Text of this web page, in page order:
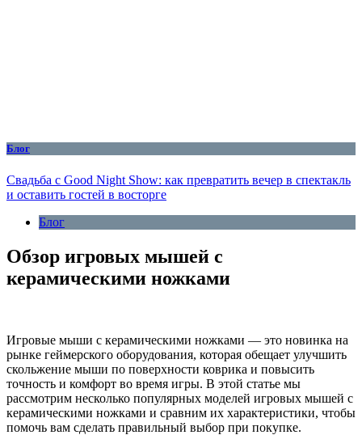
Блог
Свадьба с Good Night Show: как превратить вечер в спектакль
и оставить гостей в восторге
Блог
Обзор игровых мышей с
керамическими ножками
Игровые мыши с керамическими ножками — это новинка на
рынке геймерского оборудования, которая обещает улучшить
скольжение мыши по поверхности коврика и повысить
точность и комфорт во время игры. В этой статье мы
рассмотрим несколько популярных моделей игровых мышей с
керамическими ножками и сравним их характеристики, чтобы
помочь вам сделать правильный выбор при покупке.